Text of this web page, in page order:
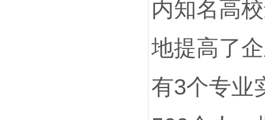
内知名高
地提高了
有3个专业